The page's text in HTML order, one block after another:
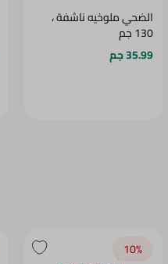
الضحي ملوخيه ناشفة ،
130 جم
35.99 جم
10‎%‎